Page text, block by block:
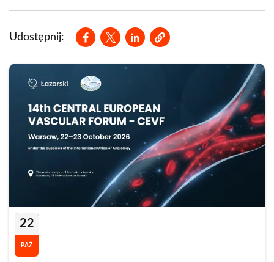
Udostępnij:
Opens in a new window
Opens in a new window
Opens in a new window
22
PAŹ